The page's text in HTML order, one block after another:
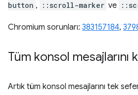
button , ::scroll-marker ve
Chromium sorunları: 383157184,
Tüm konsol mesajlarını
Artık tüm konsol mesajlarını tek